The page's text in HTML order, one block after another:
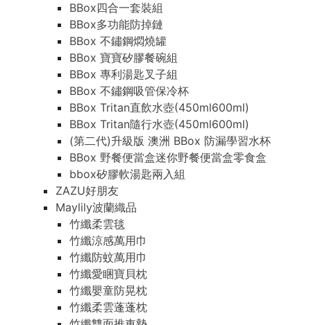
BBox四合一套裝組
BBox多功能防掉鏈
BBox 不鏽鋼燜燒罐
BBox 寶寶矽膠餐碗組
BBox 專利湯匙叉子組
BBox 不鏽鋼吸管保冷杯
BBox Tritan直飲水壺(450ml600ml)
BBox Tritan隨行水壺(450ml600ml)
(第二代)升級版 澳洲 BBox 防漏學習水杯
BBox 野餐便當盒迷你野餐便當盒零食盒
bbox矽膠軟湯匙兩入組
ZAZU好朋友
Maylily波蘭織品
竹纖柔雲毯
竹纖涼感萬用巾
竹纖防蚊萬用巾
竹纖愛睏寶貝枕
竹纖嬰童防晃枕
竹纖柔雲蓬蓬枕